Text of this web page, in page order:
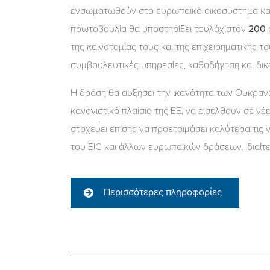
ενσωματωθούν στο ευρωπαϊκό οικοσύστημα
πρωτοβουλία θα υποστηρίξει τουλάχιστον 200
της καινοτομίας τους και της επιχειρηματικής
συμβουλευτικές υπηρεσίες, καθοδήγηση και
Η δράση θα αυξήσει την ικανότητα των
κανονιστικό πλαίσιο της ΕΕ, να εισέλθουν σε
στοχεύει επίσης να προετοιμάσει καλύτερα
του EIC και άλλων ευρωπαϊκών δράσεων.
Περισσότερες πληροφορίες